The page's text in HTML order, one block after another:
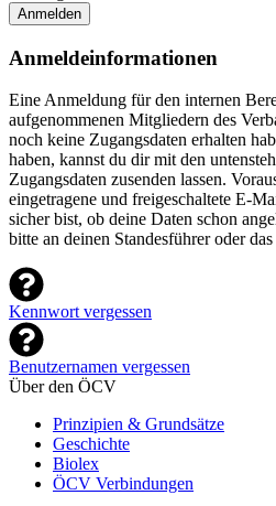
Anmelden
Anmeldeinformationen
Eine Anmeldung für den internen
aufgenommenen Mitgliedern des
noch keine Zugangsdaten erhalten
haben, kannst du dir mit den
Zugangsdaten zusenden lassen.
eingetragene und freigeschaltete E-
sicher bist, ob deine Daten schon
bitte an deinen Standesführer oder das
Kennwort vergessen
Benutzernamen vergessen
Über den ÖCV
Prinzipien & Grundsätze
Geschichte
Biolex
ÖCV Verbindungen